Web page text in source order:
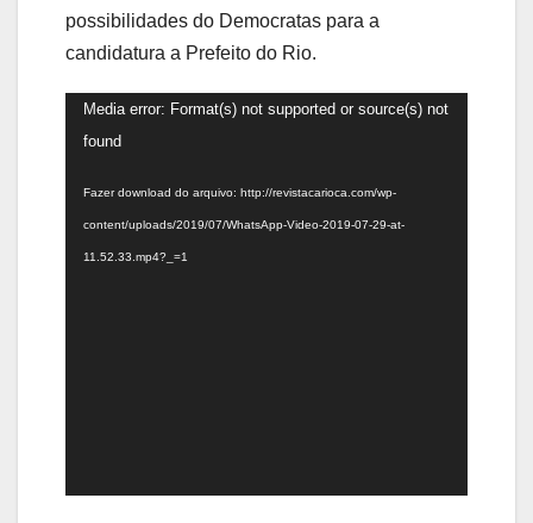
possibilidades do Democratas para a
candidatura a Prefeito do Rio.
Tocador
de
Media error: Format(s) not supported or source(s) not
found
Fazer download do arquivo: http://revistacarioca.com/wp-
content/uploads/2019/07/WhatsApp-Video-2019-07-29-at-
11.52.33.mp4?_=1